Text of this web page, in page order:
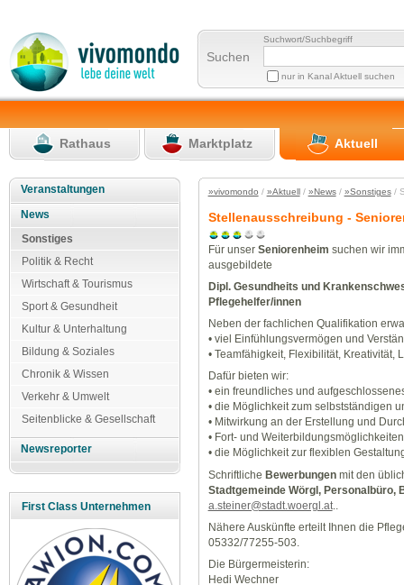
Suchen
Suchwort/Suchbegriff
nur in Kanal Aktuell suchen
Rathaus Marktplatz Aktuell
Veranstaltungen
News
Sonstiges
Politik & Recht
Wirtschaft & Tourismus
Sport & Gesundheit
Kultur & Unterhaltung
Bildung & Soziales
Chronik & Wissen
Verkehr & Umwelt
Seitenblicke & Gesellschaft
Newsreporter
First Class Unternehmen
»vivomondo / »Aktuell/ »News/ »Sonstiges/
Stellenausschreibung -
Für unser Seniorenheim suchen wir
ausgebildete
Dipl. Gesundheits und
Pflegehelfer/innen
Neben der fachlichen Qualifikation
• viel Einfühlungsvermögen und
• Teamfähigkeit, Flexibilität,
Dafür bieten wir:
• ein freundliches und
• die Möglichkeit zum selbstständigen
• Mitwirkung an der Erstellung und
• Fort- und Weiterbildungsmöglichkeiten
• die Möglichkeit zur flexiblen
Schriftliche Bewerbungenmit den
Stadtgemeinde Wörgl, Personalbüro,
a.steiner@stadt.woergl.at..
Nähere Auskünfte erteilt Ihnen die
05332/77255-503.
Die Bürgermeisterin:
Hedi Wechner